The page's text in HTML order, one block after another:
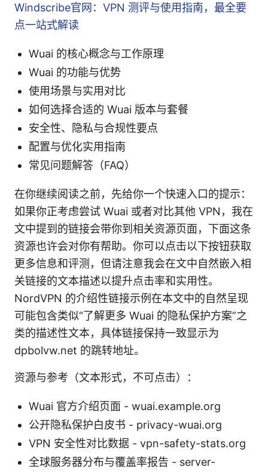
Windscribe官网：VPN 测评与使用指南，最全要
点一站式解读
Wuai 的核心概念与工作原理
Wuai 的功能与优势
使用场景与实用对比
如何选择合适的 Wuai 版本与套餐
安全性、隐私与合规性要点
配置与优化实用指南
常见问题解答（FAQ）
在你继续阅读之前，先给你一个快速入口的提示：
如果你正考虑尝试 Wuai 或者对比其他 VPN，我在
文中提到的链接会带你到相关资源页面，下面这条
资源也许会对你有帮助。你可以点击以下按钮获取
更多信息和评测，但请注意我会在文中自然嵌入相
关链接的文本描述以提升点击率和实用性。
NordVPN 的介绍性链接示例在本文中的自然呈现
可能包含类似“了解更多 Wuai 的隐私保护方案”之
类的描述性文本，具体链接保持一致显示为
dpbolvw.net 的跳转地址。
资源与参考（文本形式，不可点击）：
Wuai 官方介绍页面 - wuai.example.org
公开隐私保护白皮书 - privacy-wuai.org
VPN 安全性对比数据 - vpn-safety-stats.org
全球服务器分布与覆盖率报告 - server-